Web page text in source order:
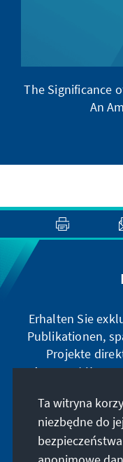
The Significance
An
Erhalten Sie
Publikationen,
Projekte
Annegret
auf
Ta witryna
niezbędne do